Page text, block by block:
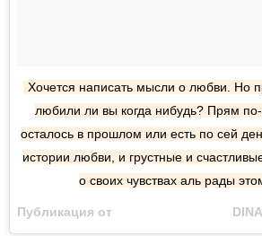
Хочется написать мысли о любви. Но
любили ли вы когда нибудь? Прям
осталось в прошлом или есть по сей
истории любви, и грустные и
о своих чувствах аль рады